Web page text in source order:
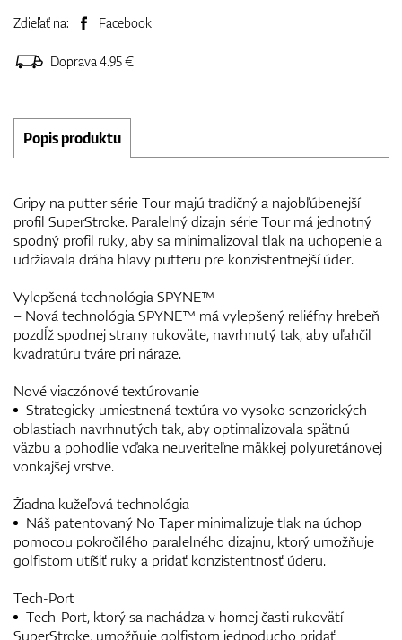
Zdieľať na: Facebook
Doprava 4.95 €
Popis produktu
Gripy na putter série Tour majú tradičný a najobľúbenejší
profil SuperStroke. Paralelný dizajn série Tour má jednotný
spodný profil ruky, aby sa minimalizoval tlak na uchopenie a
udržiavala dráha hlavy putteru pre konzistentnejší úder.
Vylepšená technológia SPYNE™
– Nová technológia SPYNE™ má vylepšený reliéfny hrebeň
pozdĺž spodnej strany rukoväte, navrhnutý tak, aby uľahčil
kvadratúru tváre pri náraze.
Nové viaczónové textúrovanie
Strategicky umiestnená textúra vo vysoko senzorických
oblastiach navrhnutých tak, aby optimalizovala spätnú
väzbu a pohodlie vďaka neuveriteľne mäkkej polyuretánovej
vonkajšej vrstve.
Žiadna kužeľová technológia
Náš patentovaný No Taper minimalizuje tlak na úchop
pomocou pokročilého paralelného dizajnu, ktorý umožňuje
golfistom utíšiť ruky a pridať konzistentnosť úderu.
Tech-Port
Tech-Port, ktorý sa nachádza v hornej časti rukovätí
SuperStroke, umožňuje golfistom jednoducho pridať